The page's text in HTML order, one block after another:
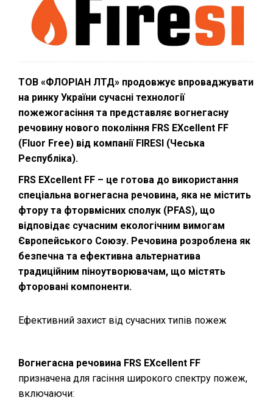
ТОВ «ФЛОРІАН ЛТД» продовжує впроваджувати
на ринку України сучасні технології
пожежогасіння та представляє вогнегасну
речовину нового покоління FRS EXcellent FF
(Fluor Free) від компанії FIRESI (Чеська
Республіка).
FRS EXcellent FF – це готова до використання
спеціальна вогнегасна речовина, яка не містить
фтору та фторвмісних сполук (PFAS), що
відповідає сучасним екологічним вимогам
Європейського Союзу. Речовина розроблена як
безпечна та ефективна альтернатива
традиційним піноутворювачам, що містять
фторовані компоненти.
Ефективний захист від сучасних типів пожеж
Вогнегасна речовина FRS EXcellent FF
призначена для гасіння широкого спектру пожеж,
включаючи: